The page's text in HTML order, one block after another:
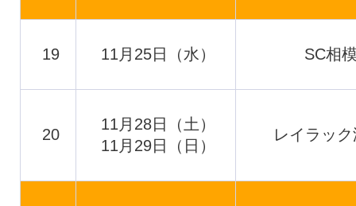
19 11月25日（水） SC相
20
11月28日（土）
11月29日（日）
レイラッ